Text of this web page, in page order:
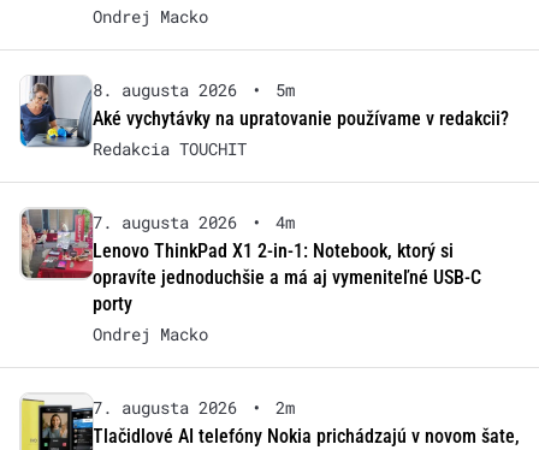
Ondrej Macko
8. augusta 2026 •
5m
Aké vychytávky na upratovanie používame v redakcii?
Redakcia TOUCHIT
7. augusta 2026 •
4m
Lenovo ThinkPad X1 2-in-1: Notebook, ktorý si
opravíte jednoduchšie a má aj vymeniteľné USB-C
porty
Ondrej Macko
7. augusta 2026 •
2m
Tlačidlové AI telefóny Nokia prichádzajú v novom šate,